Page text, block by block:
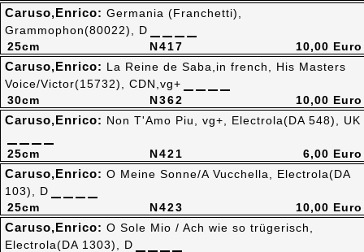
N417
25cm
Caruso,Enrico: Germania (Franchetti),
Grammophon(80022), D
10,00 Euro
N362
30cm
Caruso,Enrico: La Reine de Saba,in french, His Masters
Voice/Victor(15732), CDN,vg+
10,00 Euro
N421
25cm
Caruso,Enrico: Non T'Amo Piu, vg+, Electrola(DA 548), UK
6,00 Euro
N423
25cm
Caruso,Enrico: O Meine Sonne/A Vucchella, Electrola(DA
103), D
10,00 Euro
Caruso,Enrico: O Sole Mio / Ach wie so trügerisch,
Electrola(DA 1303), D